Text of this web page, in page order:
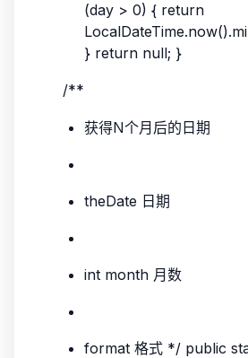
(day > 0) { return
} return null; }
/**
获得N个月后的日期
theDate 日期
int month 月数
format 格式 */ public